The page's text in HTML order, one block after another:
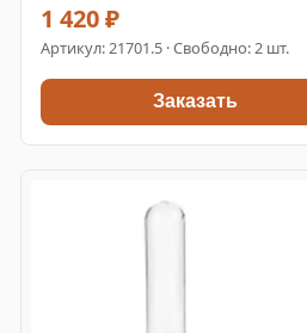
1 420 ₽
Артикул:21701.5 · Свободно: 2 шт.
Заказать